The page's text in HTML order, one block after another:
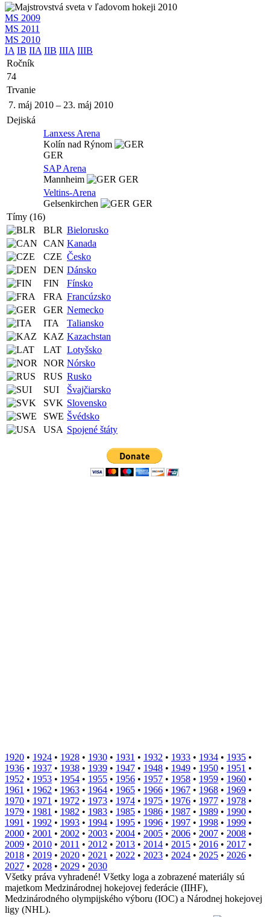
MS 2009
MS 2011
MS 2010
IA IB IIA IIB IIIA IIIB
Ročník
74
Trvanie
7. máj 2010 – 23. máj 2010
Dejiská
Lanxess Arena
Kolín nad Rýnom
GER
SAP Arena
Mannheim
GER
Veltins-Arena
Gelsenkirchen
GER
Tímy (16)
BLR Bielorusko
CAN Kanada
CZE Česko
DEN Dánsko
FIN
Fínsko
FRA Francúzsko
GER Nemecko
ITA
Taliansko
KAZ Kazachstan
LAT Lotyšsko
NOR Nórsko
RUS Rusko
SUI
Švajčiarsko
SVK Slovensko
SWE Švédsko
USA Spojené štáty
1920 • 1924 • 1928 • 1930 • 1931 • 1932 • 1933 • 1934 • 1935 •
1936 • 1937 • 1938 • 1939 • 1947 • 1948 • 1949 • 1950 • 1951 •
1952 • 1953 • 1954 • 1955 • 1956 • 1957 • 1958 • 1959 • 1960 •
1961 • 1962 • 1963 • 1964 • 1965 • 1966 • 1967 • 1968 • 1969 •
1970 • 1971 • 1972 • 1973 • 1974 • 1975 • 1976 • 1977 • 1978 •
1979 • 1981 • 1982 • 1983 • 1985 • 1986 • 1987 • 1989 • 1990 •
1991 • 1992 • 1993 • 1994 • 1995 • 1996 • 1997 • 1998 • 1999 •
2000 • 2001 • 2002 • 2003 • 2004 • 2005 • 2006 • 2007 • 2008 •
2009 • 2010 • 2011 • 2012 • 2013 • 2014 • 2015 • 2016 • 2017 •
2018 • 2019 • 2020 • 2021 • 2022 • 2023 • 2024 • 2025 • 2026 •
2027 • 2028 • 2029 • 2030
Všetky práva vyhradené! Všetky loga a zobrazené materiály sú
majetkom Medzinárodnej hokejovej federácie (IIHF),
Medzinárodného olympijského výboru (IOC) a Národnej hokejovej
ligy (NHL).